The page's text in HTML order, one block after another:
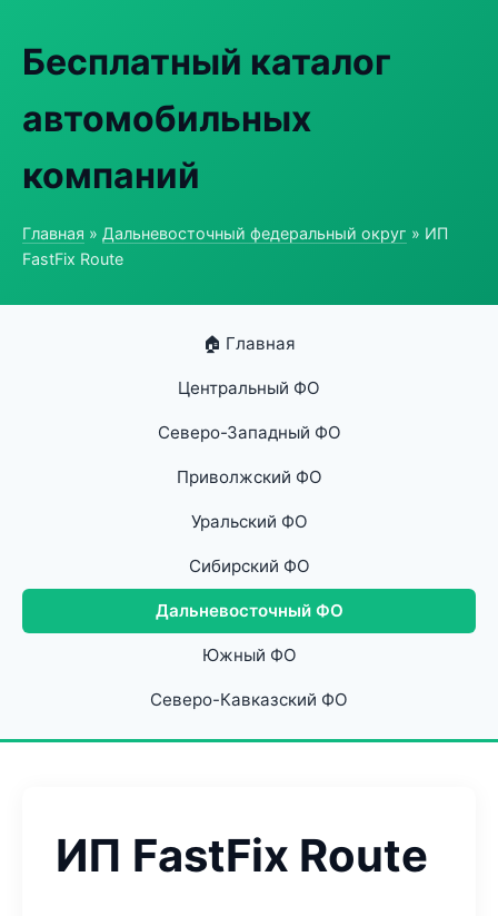
Бесплатный каталог
автомобильных
компаний
Главная » Дальневосточный федеральный округ » ИП
FastFix Route
🏠 Главная
Центральный ФО
Северо-Западный ФО
Приволжский ФО
Уральский ФО
Сибирский ФО
Дальневосточный ФО
Южный ФО
Северо-Кавказский ФО
ИП FastFix Route